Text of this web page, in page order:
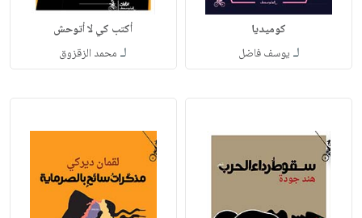
كوميديا
لـ يوسف فاضل
أكتب كي لا أتوحش
لـ محمد الزقزوق